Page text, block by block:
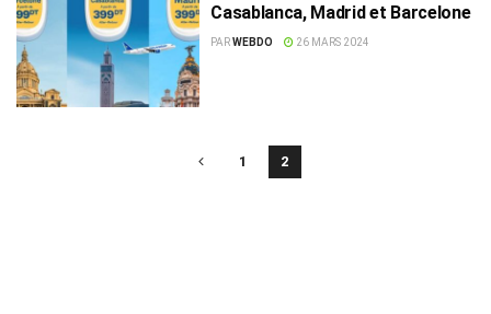
Casablanca, Madrid et Barcelone
PARWEBDO 26 MARS 2024
1 2